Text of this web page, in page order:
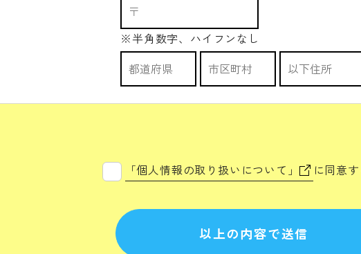
※半角数字、ハイフンなし
「個人情報の取り扱いについて」 に同意す
以上の内容で送信